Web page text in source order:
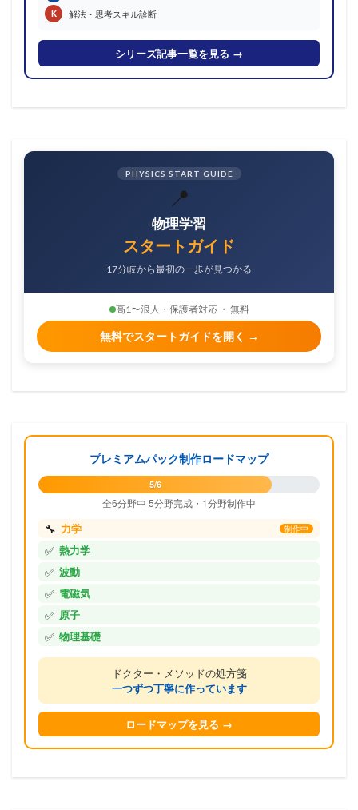
K 解法・思考スキル診断
シリーズ記事一覧を見る →
PHYSICS START GUIDE
📍
物理学習
スタートガイド
17分岐から最初の一歩が見つかる
高1〜浪人・保護者対応 ・ 無料
無料でスタートガイドを開く →
プレミアムパック制作ロードマップ
5/6
全6分野中 5分野完成・1分野制作中
🔧 力学 制作中
✅ 熱力学
✅ 波動
✅ 電磁気
✅ 原子
✅ 物理基礎
ドクター・メソッドの処方箋
一つずつ丁寧に作っています
ロードマップを見る →